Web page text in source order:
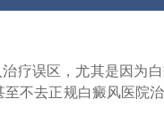
误区，尤其是因为白
不去正规白癜风医院